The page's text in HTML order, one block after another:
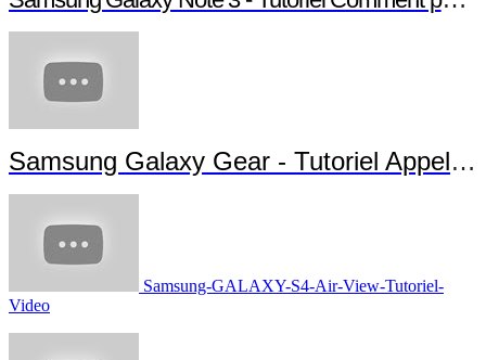
Samsung Galaxy Note 10.1 Edition 2014 --
Tutoriel Capture
Samsung Galaxy Note 3 - Tutoriel Comment paramétrer votre Note 3